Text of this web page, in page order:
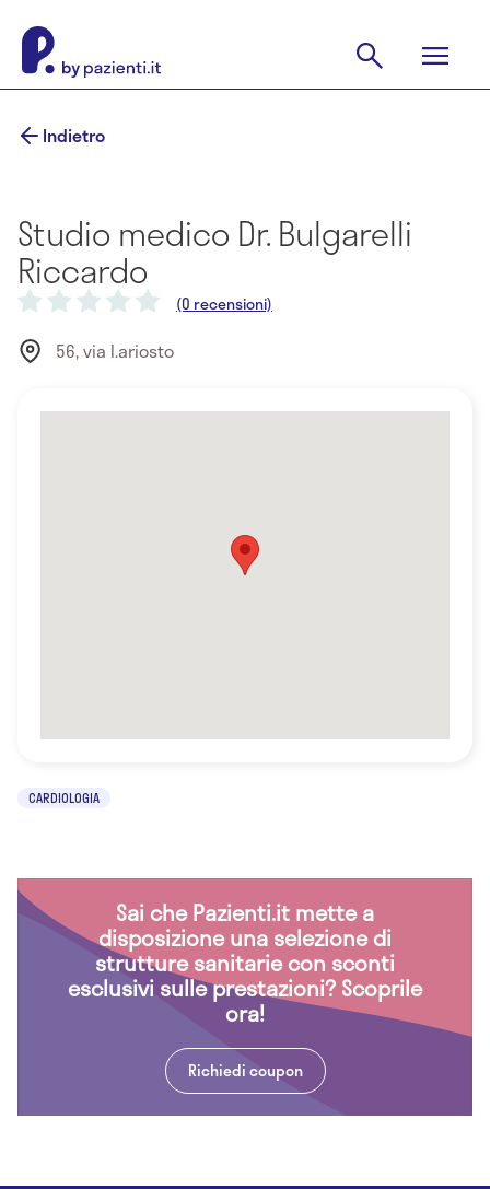
Indietro
Studio medico Dr. Bulgarelli
Riccardo
(0 recensioni)
56, via l.ariosto
CARDIOLOGIA
Sai che Pazienti.it mette a
disposizione una selezione di
strutture sanitarie con sconti
esclusivi sulle prestazioni? Scoprile
ora!
Richiedi coupon